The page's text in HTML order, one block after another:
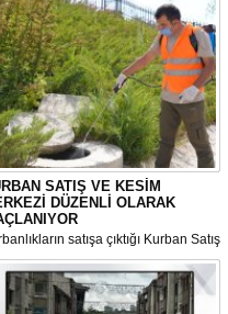
SATIŞ VE KESİM
DÜZENLİ OLARAK
satışa çıktığı Kurban Satış
Merkezi, haşere ve
önüne geçilmesi amacıyla
gün Gölbaşı Belediyesi ekipleri
düzenli olarak ilaçlanıyor.